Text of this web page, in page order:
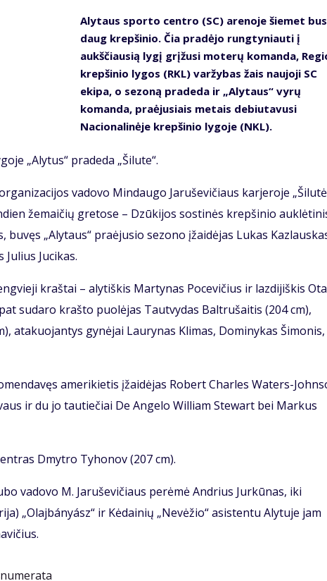
Alytaus sporto centro (SC) arenoje šiemet bus
daug krepšinio. Čia pradėjo rungtyniauti į
aukščiausią lygį grįžusi moterų komanda,
krepšinio lygos (RKL) varžybas žais naujoji SC
ekipa, o sezoną pradeda ir „Alytaus“ vyrų
komanda, praėjusiais metais debiutavusi
Nacionalinėje krepšinio lygoje (NKL).
„Alytus“ pradeda „Šilute“.
vadovo Mindaugo Jaruševičiaus karjeroje
žemaičių gretose – Dzūkijos sostinės krepšinio
„Alytaus“ praėjusio sezono įžaidėjas Lukas
Jucikas.
kraštai – alytiškis Martynas Pocevičius ir lazdijiškis
sudaro krašto puolėjas Tautvydas Baltrušaitis (204 cm),
atakuojantys gynėjai Laurynas Klimas, Dominykas Šimonis,
amerikietis įžaidėjas Robert Charles Waters-
ir du jo tautiečiai De Angelo William Stewart bei Markus
Dmytro Tyhonov (207 cm).
vadovo M. Jaruševičiaus perėmė Andrius Jurkūnas, iki
„Olajbányász“ ir Kėdainių „Nevėžio“ asistentu Alytuje jam